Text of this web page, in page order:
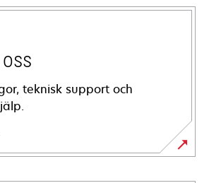
teknisk support och